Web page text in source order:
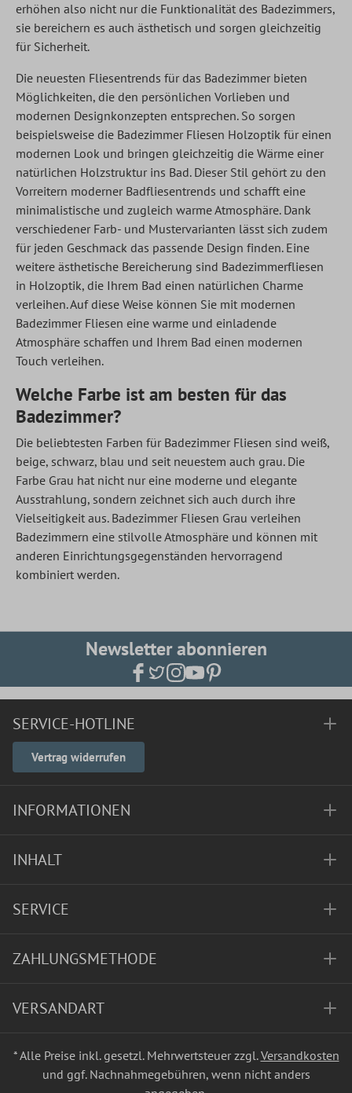
erhöhen also nicht nur die Funktionalität des Badezimmers,
sie bereichern es auch ästhetisch und sorgen gleichzeitig
für Sicherheit.
Die neuesten Fliesentrends für das Badezimmer bieten
Möglichkeiten, die den persönlichen Vorlieben und
modernen Designkonzepten entsprechen. So sorgen
beispielsweise die Badezimmer Fliesen Holzoptik für einen
modernen Look und bringen gleichzeitig die Wärme einer
natürlichen Holzstruktur ins Bad. Dieser Stil gehört zu den
Vorreitern moderner Badfliesentrends und schafft eine
minimalistische und zugleich warme Atmosphäre. Dank
verschiedener Farb- und Mustervarianten lässt sich zudem
für jeden Geschmack das passende Design finden. Eine
weitere ästhetische Bereicherung sind Badezimmerfliesen
in Holzoptik, die Ihrem Bad einen natürlichen Charme
verleihen. Auf diese Weise können Sie mit modernen
Badezimmer Fliesen eine warme und einladende
Atmosphäre schaffen und Ihrem Bad einen modernen
Touch verleihen.
Welche Farbe ist am besten für das
Badezimmer?
Die beliebtesten Farben für Badezimmer Fliesen sind weiß,
beige, schwarz, blau und seit neuestem auch grau. Die
Farbe Grau hat nicht nur eine moderne und elegante
Ausstrahlung, sondern zeichnet sich auch durch ihre
Vielseitigkeit aus. Badezimmer Fliesen Grau verleihen
Badezimmern eine stilvolle Atmosphäre und können mit
anderen Einrichtungsgegenständen hervorragend
kombiniert werden.
Newsletter abonnieren
SERVICE-HOTLINE
Vertrag widerrufen
INFORMATIONEN
INHALT
SERVICE
ZAHLUNGSMETHODE
VERSANDART
* Alle Preise inkl. gesetzl. Mehrwertsteuer zzgl.Versandkosten
und ggf. Nachnahmegebühren, wenn nicht anders